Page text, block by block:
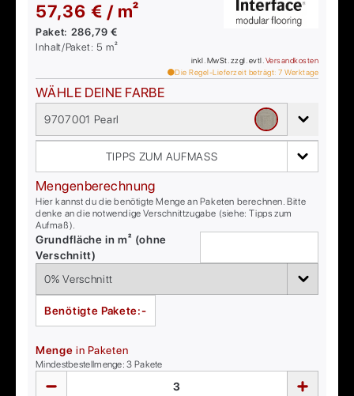
57,36 € / m²
Paket: 286,79 €
Inhalt/Paket: 5 m²
inkl. MwSt. zzgl. evtl. Versandkosten
Die Regel-Lieferzeit beträgt: 7 Werktage
WÄHLE DEINE FARBE
9707001 Pearl
TIPPS ZUM AUFMASS
Mengenberechnung
Hier kannst du die benötigte Menge an Paketen berechnen. Bitte
denke an die notwendige Verschnittzugabe (siehe: Tipps zum
Aufmaß).
Grundfläche in m² (ohne
Verschnitt)
Benötigte Pakete:-
Menge in Paketen
Mindestbestellmenge:3 Pakete